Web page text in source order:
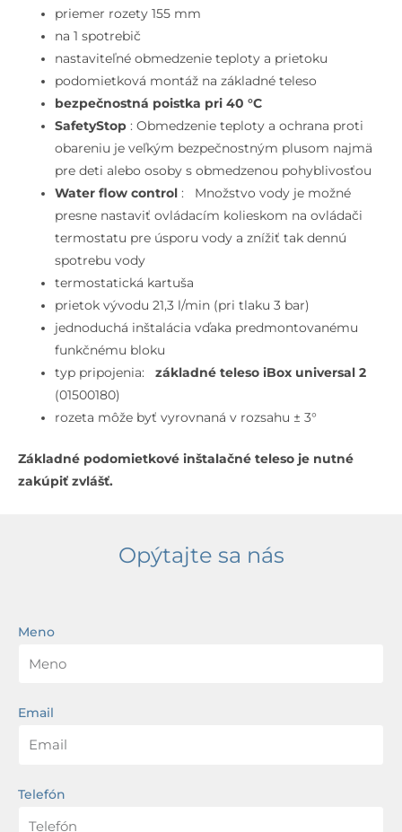
pod
omietku,
termostatom,
leštený
vzhľad
zlata
priemer rozety 155 mm
na 1 spotrebič
nastaviteľné obmedzenie teploty a prietoku
podomietková montáž na základné teleso
bezpečnostná poistka pri 40 °C
SafetyStop: Obmedzenie teploty a ochrana proti
obareniu je veľkým bezpečnostným plusom najmä
pre deti alebo osoby s obmedzenou pohyblivosťou
Water flow control: Množstvo vody je možné
presne nastaviť ovládacím kolieskom na ovládači
termostatu pre úsporu vody a znížiť tak dennú
spotrebu vody
termostatická kartuša
prietok vývodu 21,3 l/min (pri tlaku 3 bar)
jednoduchá inštalácia vďaka predmontovanému
funkčnému bloku
typ pripojenia:základné teleso iBox universal 2
(01500180)
rozeta môže byť vyrovnaná v rozsahu ± 3°
Základné podomietkové inštalačné teleso je nutné
zakúpiť zvlášť.
Opýtajte sa nás
Meno
Email
Telefón